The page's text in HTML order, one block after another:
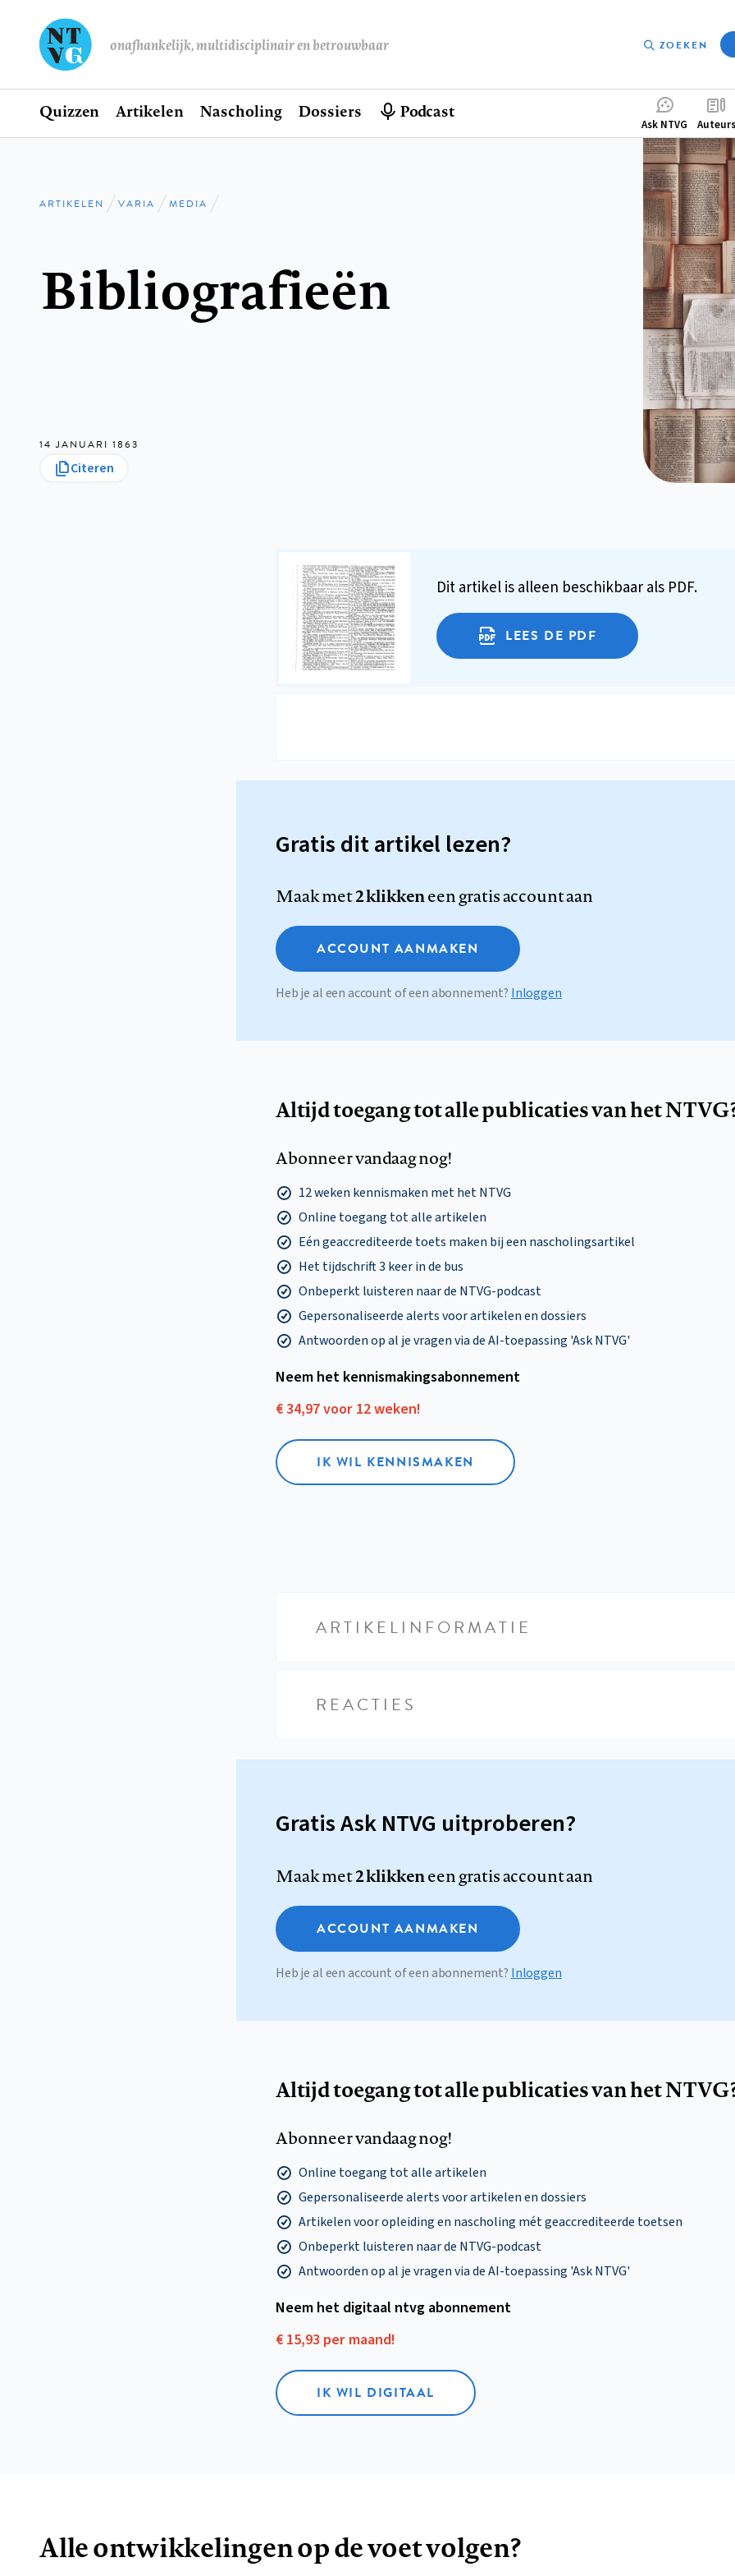
onafhankelijk, multidisciplinair en betrouwbaar ZOEKEN
Hoofdnavigatie
Home
Quizzen Artikelen Nascholing Dossiers Podcast
menu
Ask NTVG Auteurs
Kruimelpad
ARTIKELEN VARIA MEDIA
Bibliografieën
14 JANUARI 1863
Citeren
Dit artikel is alleen beschikbaar als PDF.
LEES DE PDF
Gratis dit artikel lezen?
Maak met2 klikkeneen gratis account aan
ACCOUNT AANMAKEN
Heb je al een account of een abonnement? Inloggen
Altijd toegang tot alle publicaties van het
Abonneer vandaag nog!
12 weken kennismaken met het NTVG
Online toegang tot alle artikelen
Eén geaccrediteerde toets maken bij een nascholingsartikel
Het tijdschrift 3 keer in de bus
Onbeperkt luisteren naar de NTVG-podcast
Gepersonaliseerde alerts voor artikelen en dossiers
Antwoorden op al je vragen via de AI-toepassing 'Ask NTVG'
Neem het kennismakings­abonnement
€ 34,97 voor 12 weken!
IK WIL KENNISMAKEN
ARTIKELINFORMATIE
REACTIES
Gratis Ask NTVG uitproberen?
Maak met2 klikkeneen gratis account aan
ACCOUNT AANMAKEN
Heb je al een account of een abonnement? Inloggen
Altijd toegang tot alle publicaties van het
Abonneer vandaag nog!
Online toegang tot alle artikelen
Gepersonaliseerde alerts voor artikelen en dossiers
Artikelen voor opleiding en nascholing mét geaccrediteerde toetsen
Onbeperkt luisteren naar de NTVG-podcast
Antwoorden op al je vragen via de AI-toepassing 'Ask NTVG'
Neem het digitaal ntvg abonnement
€ 15,93 per maand!
IK WIL DIGITAAL
Alle ontwikkelingen op de voet volgen?